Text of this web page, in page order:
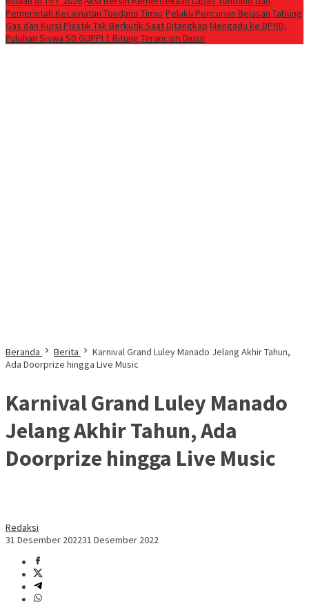
Pemerintah Kecamatan Tondano TimurPelaku Pencurian Belasan Tabung
Gas dan Kursi Plastik Tak Berkutik Saat Ditangkap Mengadu ke DPRD,
Puluhan Siswa SD GUPPI 1 Bitung Terancam Diusir
Beranda Berita
Karnival Grand Luley Manado Jelang Akhir Tahun,
Ada Doorprize hingga Live Music
Karnival Grand Luley Manado
Jelang Akhir Tahun, Ada
Doorprize hingga Live Music
Redaksi
31 Desember 202231 Desember 2022